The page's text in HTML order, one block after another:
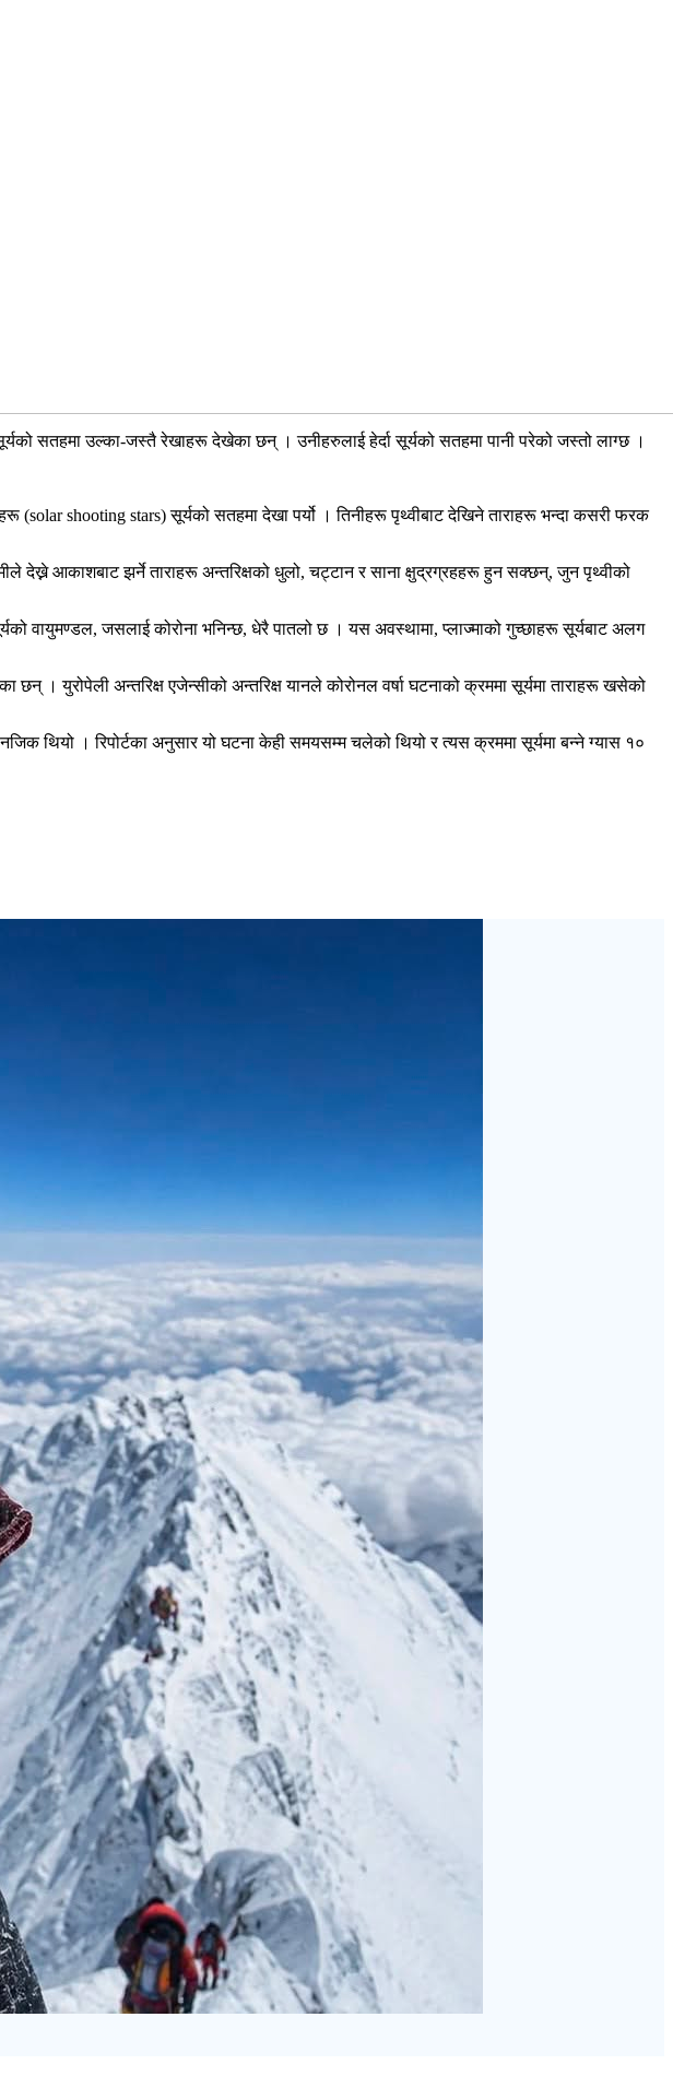
सतहमा उल्का-जस्तै रेखाहरू देखेका छन् । उनीहरुलाई हेर्दा सूर्यको सतहमा पानी परेको जस्तो लाग्छ ।
(solar shooting stars) सूर्यको सतहमा देखा पर्यो । तिनीहरू पृथ्वीबाट देखिने ताराहरू भन्दा कसरी फरक
देख्ने आकाशबाट झर्ने ताराहरू अन्तरिक्षको धुलो, चट्टान र साना क्षुद्रग्रहहरू हुन सक्छन्, जुन पृथ्वीको
वायुमण्डल, जसलाई कोरोना भनिन्छ, धेरै पातलो छ । यस अवस्थामा, प्लाज्माको गुच्छाहरू सूर्यबाट अलग
। युरोपेली अन्तरिक्ष एजेन्सीको अन्तरिक्ष यानले कोरोनल वर्षा घटनाको क्रममा सूर्यमा ताराहरू खसेको
नजिक थियो । रिपोर्टका अनुसार यो घटना केही समयसम्म चलेको थियो र त्यस क्रममा सूर्यमा बन्ने ग्यास १०